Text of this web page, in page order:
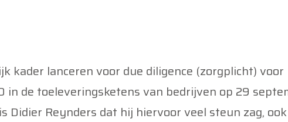
kader lanceren voor due diligence (zorgplicht) voor
in de toeleveringsketens van bedrijven op 29
Didier Reynders dat hij hiervoor veel steun zag,